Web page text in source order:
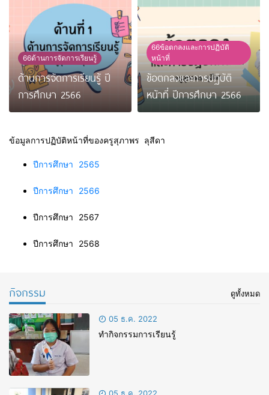
66ด้านการจัดการเรียนรู้
ด้านการจัดการเรียนรู้ ปี
การศึกษา 2566
66ข้อตกลงและการปฏิบัติ
หน้าที่
ข้อตกลงและการปฏิบัติ
หน้าที่ ปีการศึกษา 2566
ข้อมูลการปฏิบัติหน้าที่ของครูสุภาพร ลุสีดา
ปีการศึกษา 2565
ปีการศึกษา 2566
ปีการศึกษา 2567
ปีการศึกษา 2568
กิจกรรม ดูทั้งหมด
05 ธ.ค. 2022
ทำกิจกรรมการเรียนรู้